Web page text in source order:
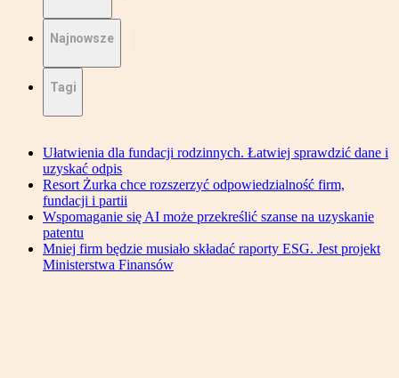
Najnowsze
Tagi
Ułatwienia dla fundacji rodzinnych. Łatwiej sprawdzić dane i
uzyskać odpis
Resort Żurka chce rozszerzyć odpowiedzialność firm,
fundacji i partii
Wspomaganie się AI może przekreślić szanse na uzyskanie
patentu
Mniej firm będzie musiało składać raporty ESG. Jest projekt
Ministerstwa Finansów